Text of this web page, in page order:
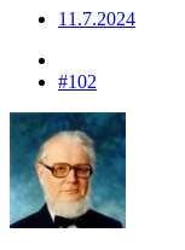
11.7.2024
#102